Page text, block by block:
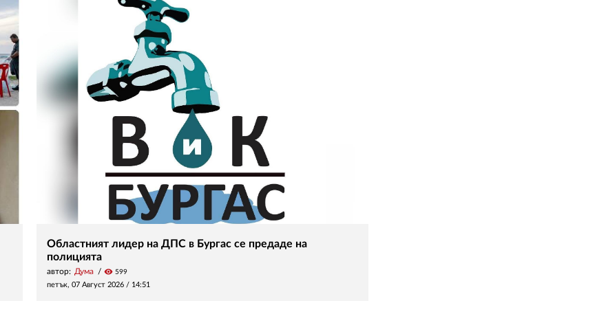
Областният лидер на ДПС в Бургас се предаде на
полицията
автор: Дума visibility 599
петък, 07 Август 2026 / 14:51